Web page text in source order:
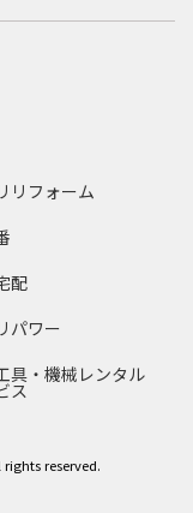
リフォーム
配
パワー
具・機械レンタル
ス
reserved.